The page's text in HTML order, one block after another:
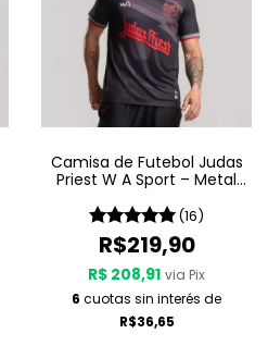
Camisa de Futebol Judas
Priest W A Sport – Metal
(16)
R$219,90
R$ 208,91 via Pix
6 cuotas sin interés de
R$36,65